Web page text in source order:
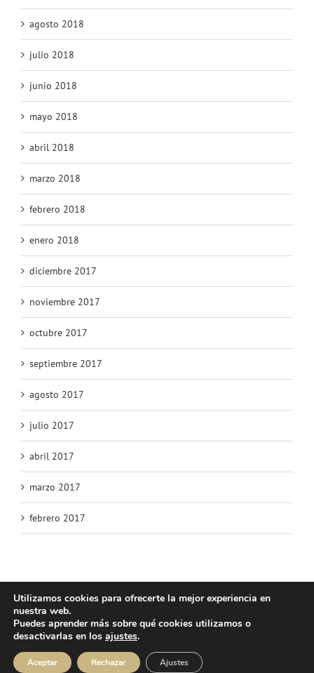
agosto 2018
julio 2018
junio 2018
mayo 2018
abril 2018
marzo 2018
febrero 2018
enero 2018
diciembre 2017
noviembre 2017
octubre 2017
septiembre 2017
agosto 2017
julio 2017
abril 2017
marzo 2017
febrero 2017
© Copyright 2025 | Atlos Eventos Deportivos -
Privacidad·Política Cookies
Instagram
FacebookYouTube
Utilizamos cookies para ofrecerte la mejor experiencia en
nuestra web.
Puedes aprender más sobre qué cookies utilizamos o
desactivarlas en los ajustes.
Aceptar Rechazar Ajustes